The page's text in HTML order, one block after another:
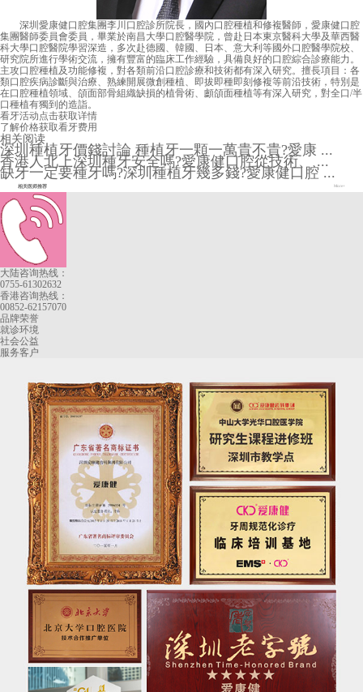
深圳愛康健口腔集團李川口腔診所院長，國內口腔種植和修複醫師，愛康健口腔
集團醫師委員會委員，畢業於南昌大學口腔醫學院，曾赴日本東京醫科大學及華西醫
科大學口腔醫院學習深造，多次赴德國、韓國、日本、意大利等國外口腔醫學院校、
研究院所進行學術交流，擁有豐富的臨床工作經驗，具備良好的口腔綜合診療能力。
主攻口腔種植及功能修複，對各類前沿口腔診療和技術都有深入研究。擅長項目：各
類口腔疾病診斷與治療、熟練開展微創種植、即拔即種即刻修複等前沿技術，特別是
在口腔種植領域、頜面部骨組織缺損的植骨術、顱頜面種植等有深入研究，對全口/半
口種植有獨到的造詣。
看牙活动点击获取详情
了解价格获取看牙费用
相关阅读
深圳種植牙價錢討論 種植牙一顆一萬貴不貴?愛康 ...
香港人北上深圳種牙安全嗎?愛康健口腔從技術、 ...
缺牙一定要種牙嗎?深圳種植牙幾多錢?愛康健口腔 ...
相关医师推荐 More+
大陆咨询热线：
0755-61302632
香港咨询热线：
00852-62157070
品牌荣誉
就诊环境
社会公益
服务客户